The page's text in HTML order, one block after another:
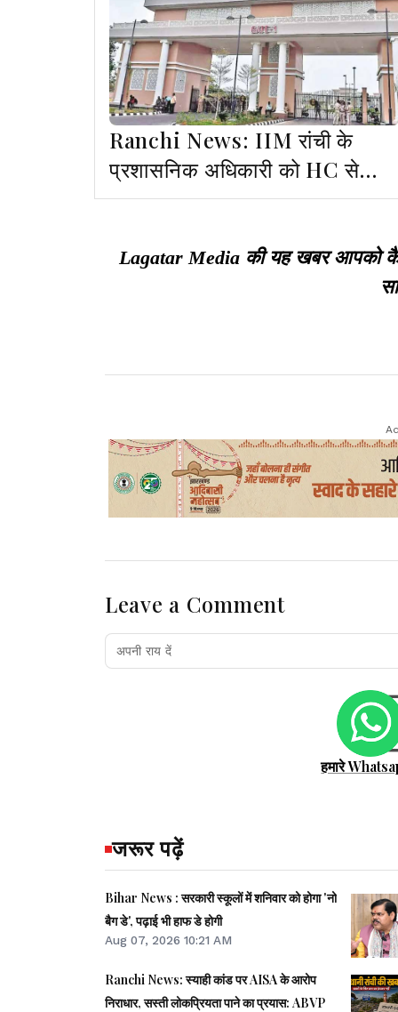
Ranchi News: IIM रांची के
प्रशासनिक अधिकारी को HC से
राहत, सेवा से हटाए जाने का आदेश रद्द
Lagatar Media की यह खबर आपको
Leave a Comment
हमारे
जरूर पढ़ें
Bihar News : सरकारी स्कूलों में शनिवार को होगा 'नो
बैग डे', पढ़ाई भी हाफ डे होगी
Aug 07, 2026 10:21 AM
Ranchi News: स्याही कांड पर AISA के आरोप
निराधार, सस्ती लोकप्रियता पाने का प्रयास: ABVP